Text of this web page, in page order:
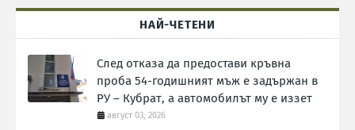
НАЙ-ЧЕТЕНИ
След отказа да предостави кръвна
проба 54-годишният мъж е задържан в
РУ – Кубрат, а автомобилът му е иззет
август 03, 2026